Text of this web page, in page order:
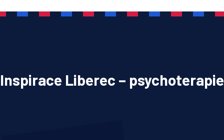
Inspirace Liberec – psychoterapie